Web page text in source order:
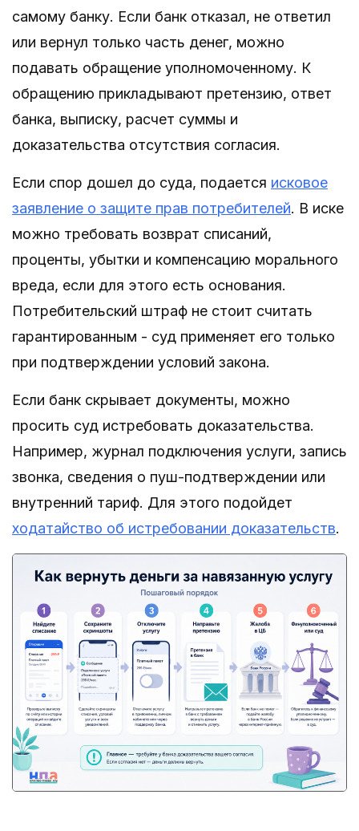
самому банку. Если банк отказал, не ответил
или вернул только часть денег, можно
подавать обращение уполномоченному. К
обращению прикладывают претензию, ответ
банка, выписку, расчет суммы и
доказательства отсутствия согласия.
Если спор дошел до суда, подается исковое
заявление о защите прав потребителей. В иске
можно требовать возврат списаний,
проценты, убытки и компенсацию морального
вреда, если для этого есть основания.
Потребительский штраф не стоит считать
гарантированным - суд применяет его только
при подтверждении условий закона.
Если банк скрывает документы, можно
просить суд истребовать доказательства.
Например, журнал подключения услуги, запись
звонка, сведения о пуш-подтверждении или
внутренний тариф. Для этого подойдет
ходатайство об истребовании доказательств.